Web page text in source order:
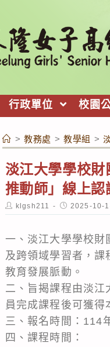
行政單位 校園
> 教務處 > 教學組 >
淡江大學學校
推動師」線上認
Post
author:
klgsh211
Post
published:
2025-10-
一、淡江大學學校
及跨領域學習者，
教育發展脈動。
二、旨揭課程由淡
員完成課程後可獲得
三、報名時間：114
四、課程時間：